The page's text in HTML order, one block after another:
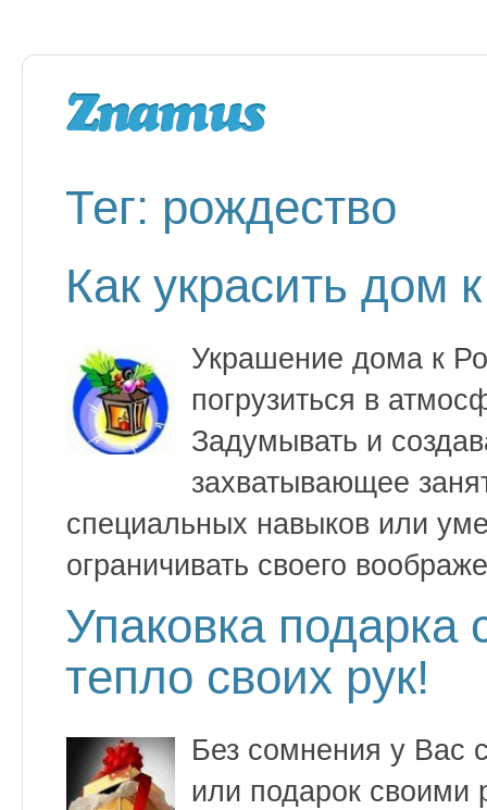
Тег: рождество
Как украсить дом
Украшение дома к
погрузиться в
Задумывать и
захватывающее
специальных навыков или
ограничивать своего
Упаковка
тепло своих рук!
Без сомнения у Вас
или подарок своими